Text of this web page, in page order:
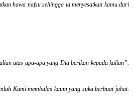
hawa nafsu sehingga ia menyesatkan kamu dari
atas apa-apa yang Dia berikan kepada kalian”.
Kami membalas kaum yang suka berbuat jahat.